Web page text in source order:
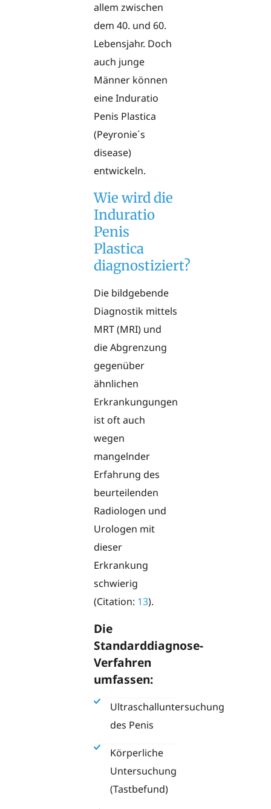
allem zwischen
dem 40. und 60.
Lebensjahr. Doch
auch junge
Männer können
eine Induratio
Penis Plastica
(Peyronie´s
disease)
entwickeln.
Wie wird die
Induratio
Penis
Plastica
diagnostiziert?
Die bildgebende
Diagnostik mittels
MRT (MRI) und
die Abgrenzung
gegenüber
ähnlichen
Erkrankungungen
ist oft auch
wegen
mangelnder
Erfahrung des
beurteilenden
Radiologen und
Urologen mit
dieser
Erkrankung
schwierig
(Citation: 13).
Die
Standarddiagnose-
Verfahren
umfassen:
Ultraschalluntersuchung
des Penis
Körperliche
Untersuchung
(Tastbefund)